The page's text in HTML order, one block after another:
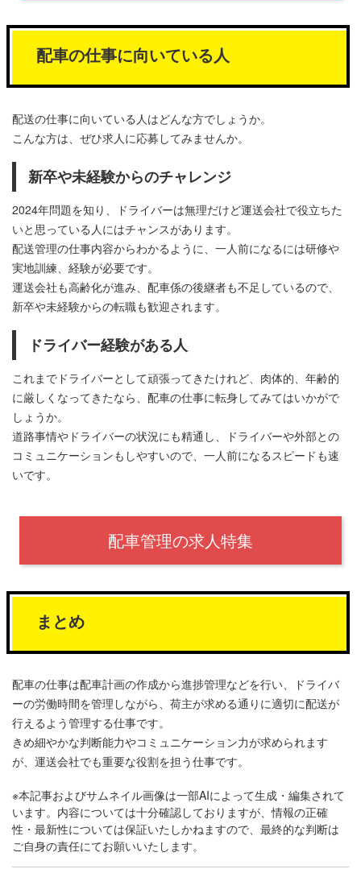
配車の仕事に向いている人
配送の仕事に向いている人はどんな方でしょうか。
こんな方は、ぜひ求人に応募してみませんか。
新卒や未経験からのチャレンジ
2024年問題を知り、ドライバーは無理だけど運送会社で役立ちた
いと思っている人にはチャンスがあります。
配送管理の仕事内容からわかるように、一人前になるには研修や
実地訓練、経験が必要です。
運送会社も高齢化が進み、配車係の後継者も不足しているので、
新卒や未経験からの転職も歓迎されます。
ドライバー経験がある人
これまでドライバーとして頑張ってきたけれど、肉体的、年齢的
に厳しくなってきたなら、配車の仕事に転身してみてはいかがで
しょうか。
道路事情やドライバーの状況にも精通し、ドライバーや外部との
コミュニケーションもしやすいので、一人前になるスピードも速
いです。
配車管理の求人特集
まとめ
配車の仕事は配車計画の作成から進捗管理などを行い、ドライバ
ーの労働時間を管理しながら、荷主が求める通りに適切に配送が
行えるよう管理する仕事です。
きめ細やかな判断能力やコミュニケーション力が求められます
が、運送会社でも重要な役割を担う仕事です。
※本記事およびサムネイル画像は一部AIによって生成・編集されて
います。内容については十分確認しておりますが、情報の正確
性・最新性については保証いたしかねますので、最終的な判断は
ご自身の責任にてお願いいたします。